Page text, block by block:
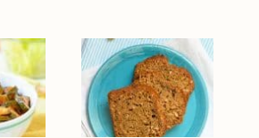
À
LA
COURGETTE…
FROMAGE
BLANC
(SANS